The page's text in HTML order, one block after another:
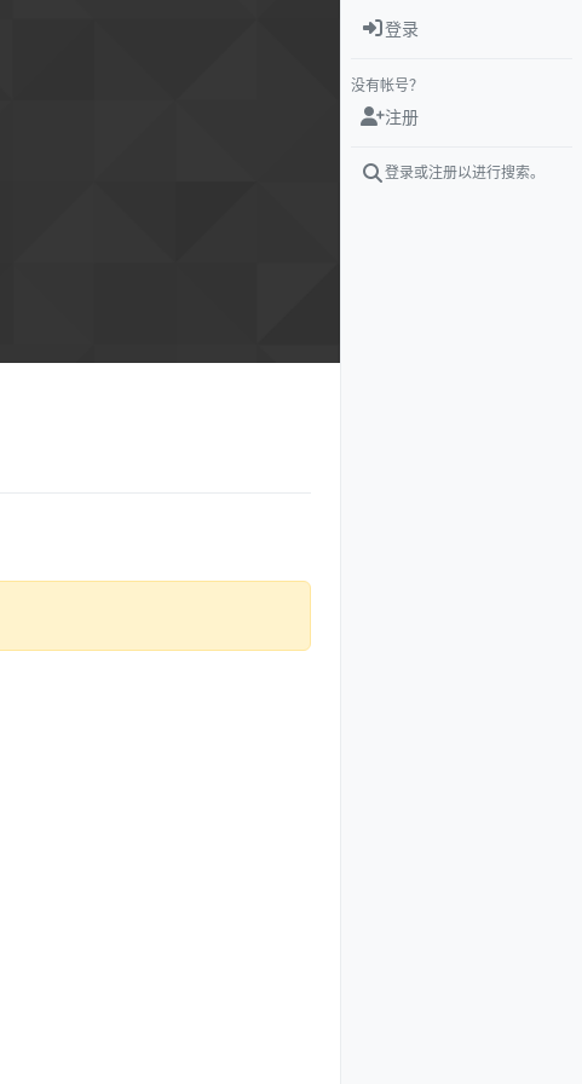
登录
没有帐号？
注册
登录或注册以进行搜索。